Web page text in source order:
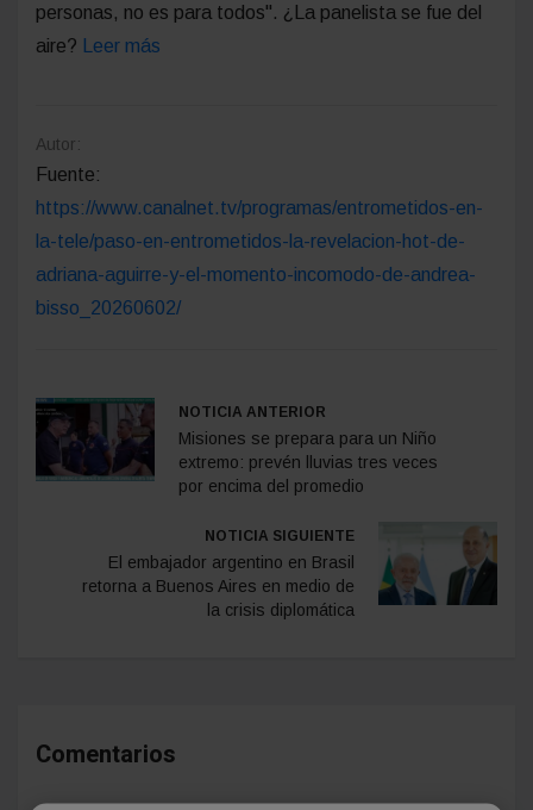
personas, no es para todos". ¿La panelista se fue del
aire?
Leer más
Autor:
Fuente:
https://www.canalnet.tv/programas/entrometidos-en-
la-tele/paso-en-entrometidos-la-revelacion-hot-de-
adriana-aguirre-y-el-momento-incomodo-de-andrea-
bisso_20260602/
NOTICIA ANTERIOR
Misiones se prepara para un Niño
extremo: prevén lluvias tres veces
por encima del promedio
NOTICIA SIGUIENTE
El embajador argentino en Brasil
retorna a Buenos Aires en medio de
la crisis diplomática
Comentarios